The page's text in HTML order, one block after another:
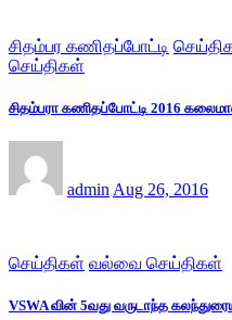
சிதம்பர கணிதப்போட்டி
செய்திகள்
சிதம்பரா கணிதப்போட்டி 2016
admin Aug 26, 2016
செய்திகள் வல்வை செய்திகள்
VSWA வின் 5வது வருடாந்த